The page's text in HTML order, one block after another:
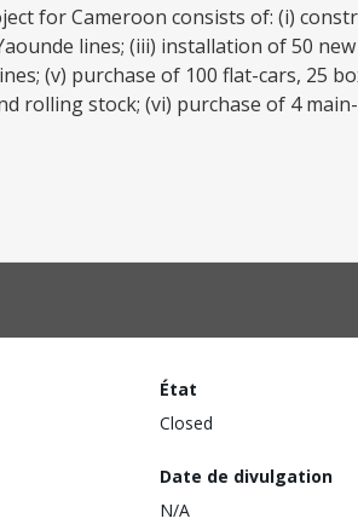
for Cameroon consists of: (i)
lines; (iii) installation of 50
(v) purchase of 100 flat-cars, 25
rolling stock; (vi) purchase of 4 main-
État
Closed
Date de divulgation
N/A